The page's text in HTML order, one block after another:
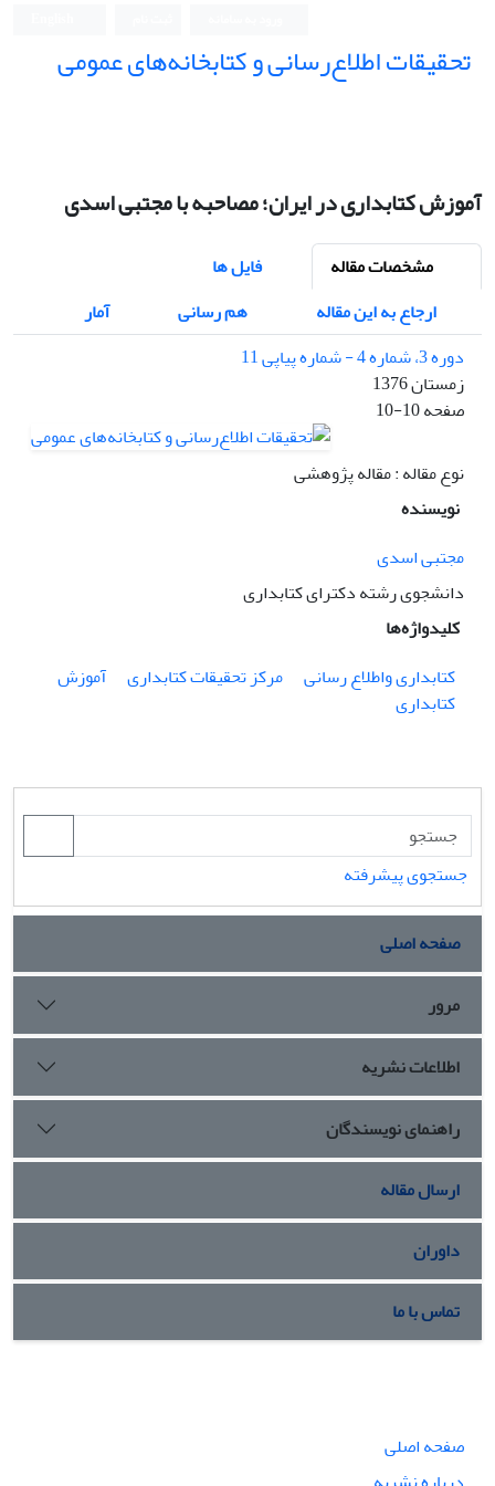
تحقیقات اطلاع‌رسانی و کتابخانه‌های عمومی
آموزش کتابداری در ایران؛ مصاحبه با مجتبی اسدی
مشخصات مقاله
فایل ها
ارجاع به این مقاله
هم رسانی
آمار
دوره 3، شماره 4 - شماره پیاپی 11
زمستان 1376
صفحه10-10
نوع مقاله : مقاله پژوهشی
نویسنده
مجتبی اسدی
دانشجوی رشته دکترای کتابداری
کلیدواژه‌ها
کتابداری واطلاع رسانی
مرکز تحقیقات کتابداری
آموزش
کتابداری
جستجوی پیشرفته
صفحه اصلی
مرور
اطلاعات نشریه
راهنمای نویسندگان
ارسال مقاله
داوران
تماس با ما
صفحه اصلی